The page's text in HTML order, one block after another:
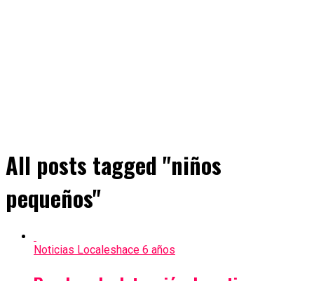
All posts tagged "niños
pequeños"
Noticias Localeshace 6 años